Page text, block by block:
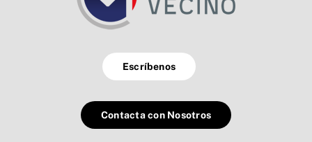
Escríbenos
Contacta con Nosotros